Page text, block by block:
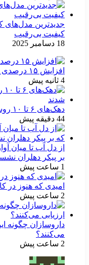
کیفیت بی‌رقیب
18 دسامبر 2025
افزایش ۱۵ درصدی تسهیلات دانشجویی
4 ثانیه پیش
دهک‌های ۶ تا ۱۰ روستاییان مشمول پرداخت حق بیمه شدند
44 دقیقه پیش
از دل آب تا میان
بر پیکر دهلران
1 ساعت پیش
امیدی که هنوز در
2 ساعت پیش
داروسازان چگونه
می‌کنند؟
2 ساعت پیش